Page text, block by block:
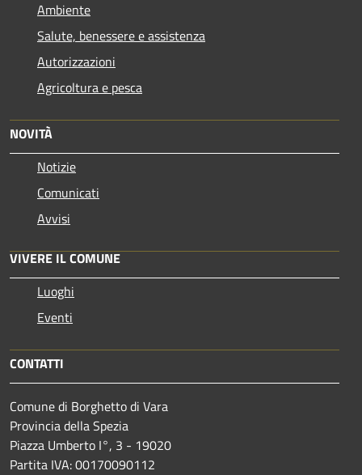
Ambiente
Salute, benessere e assistenza
Autorizzazioni
Agricoltura e pesca
NOVITÀ
Notizie
Comunicati
Avvisi
VIVERE IL COMUNE
Luoghi
Eventi
CONTATTI
Comune di Borghetto di Vara
Provincia della Spezia
Piazza Umberto I°, 3 - 19020
Partita IVA: 00170090112